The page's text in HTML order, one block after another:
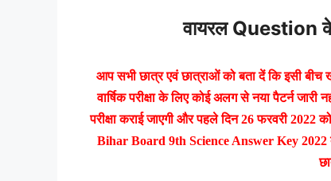
वायरल Question
आप सभी छात्र एवं छात्राओं को बता दें कि इसी बीच
वार्षिक परीक्षा के लिए कोई अलग से नया पैटर्न जारी
परीक्षा कराई जाएगी और पहले दिन 26 फरवरी 2022
Bihar Board 9th Science Answer Key